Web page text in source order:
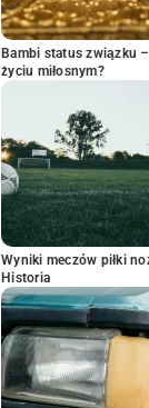
Bambi status związku
życiu miłosnym?
Wyniki meczów piłki
Historia